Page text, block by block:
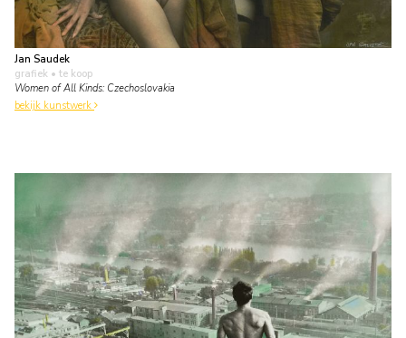
Jan Saudek
grafiek • te koop
Women of All Kinds: Czechoslovakia
bekijk kunstwerk